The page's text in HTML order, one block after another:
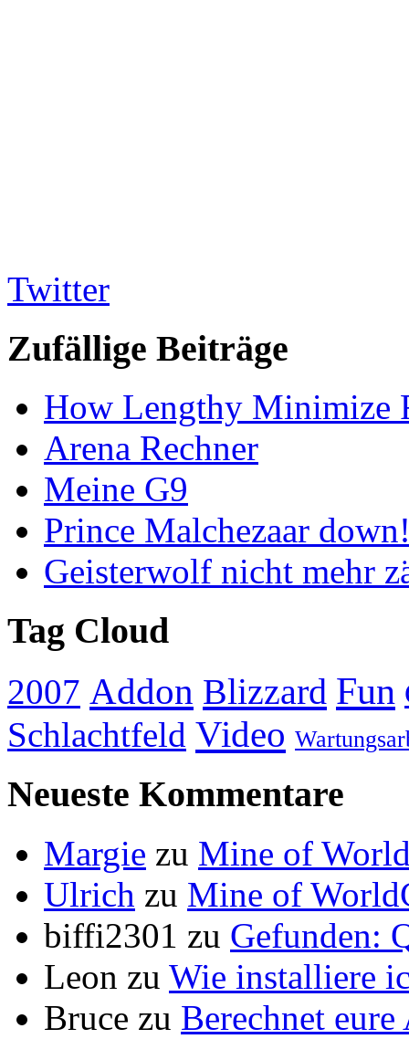
Twitter
Zufällige Beiträge
How Lengthy Minimize
Arena Rechner
Meine G9
Prince Malchezaar
Geisterwolf nicht mehr
Tag Cloud
2007 Addon Blizzard Fun
Schlachtfeld Video
Neueste Kommentare
Margie zu Mine of
Ulrich zu Mine of
biffi2301 zu Gefunden:
Leon zu Wie installiere
Bruce zu Berechnet